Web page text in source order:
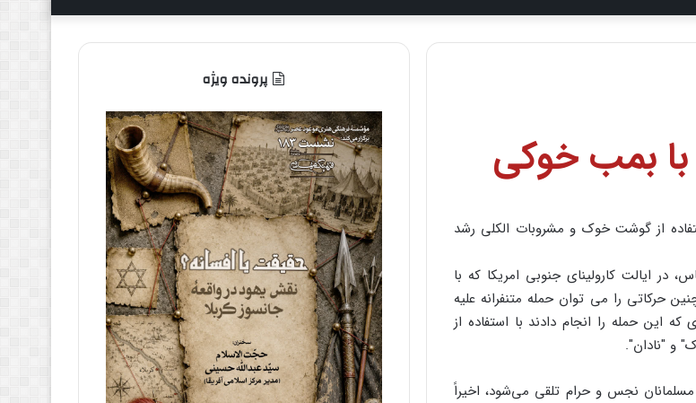
برایپوسته
با بمب خوکی
از گوشت خوک و مشروبات الکلی رشد
در ایالت کارولینای جنوبی امریکا که با
حرکاتی را می توان حمله متنفرانه علیه
این حمله را انجام دادند با استفاده از
و "نادان".
نجس و حرام تلقی می‌شود، اخیراً
پرونده ویژه